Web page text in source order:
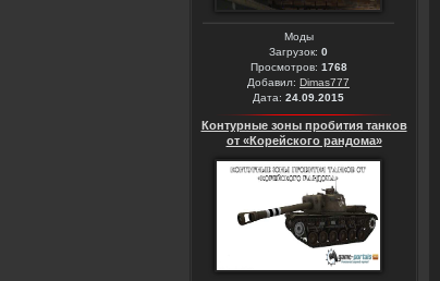
Моды
Загрузок: 0
Просмотров: 1768
Добавил: Dimas777
Дата: 24.09.2015
Контурные зоны пробития танков
от «Корейского рандома»